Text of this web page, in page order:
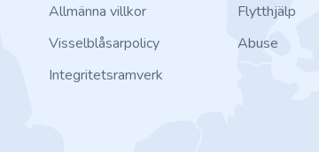
Allmänna villkor
Visselblåsarpolicy
Integritetsramverk
Flytthjälp
Abuse